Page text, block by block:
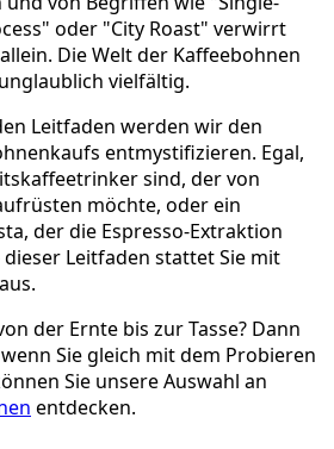
oder "City Roast" verwirrt
Die Welt der Kaffeebohnen
vielfältig.
Leitfaden werden wir den
entmystifizieren. Egal,
sind, der von
möchte, oder ein
der die Espresso-Extraktion
Leitfaden stattet Sie mit
der Ernte bis zur Tasse? Dann
Sie gleich mit dem Probieren
Sie unsere Auswahl an
entdecken.